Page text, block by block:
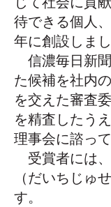
待できる個人
年に創設しまし
信濃毎日新
た候補を社内
を交えた審査
を精査したう
理事会に諮っ
受賞者には、
（だいちじゅ
す。